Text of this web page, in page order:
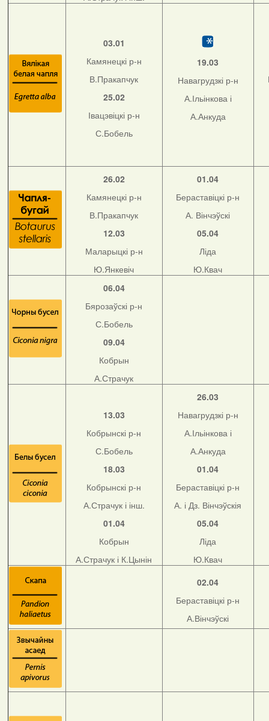
03.01
Камянецкі р-н
В.Пракапчук
25.02
Івацэвіцкі р-н
С.Бобель
19.03
Навагрудзкі р-н
А.Ільінкова і
А.Анкуда
26.02
Камянецкі р-н
В.Пракапчук
12.03
Маларыцкі р-н
Ю.Янкевіч
01.04
Бераставіцкі р-н
А. Вінчэўскі
05.04
Ліда
Ю.Квач
06.04
Бярозаўскі р-н
С.Бобель
09.04
Кобрын
А.Страчук
13.03
Кобрынскі р-н
С.Бобель
18.03
Кобрынскі р-н
А.Страчук і інш.
01.04
Кобрын
А.Страчук і К.Цынін
26.03
Навагрудзкі р-н
А.Ільінкова і
А.Анкуда
01.04
Бераставіцкі р-н
А. і Дз. Вінчэўскія
05.04
Ліда
Ю.Квач
02.04
Бераставіцкі р-н
А.Вінчэўскі